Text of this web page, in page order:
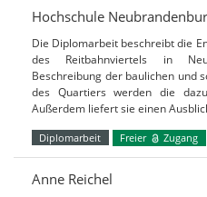
Hochschule
Die Diplomarbeit beschreibt die
des Reitbahnviertels in
Beschreibung der baulichen und
des Quartiers werden die
Außerdem liefert sie einen
Diplomarbeit Freier Zugang
Anne Reichel